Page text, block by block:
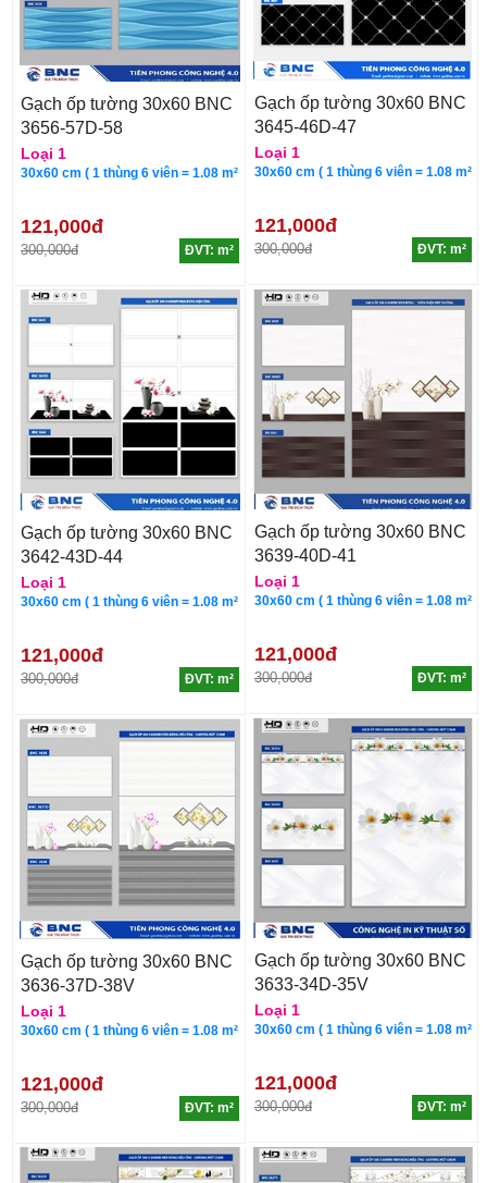
Gạch ốp tường 30x60 BNC
3656-57D-58
Loại 1
30x60 cm ( 1 thùng 6 viên = 1.08 m²
121,000đ
300,000đ ĐVT: m²
Gạch ốp tường 30x60 BNC
3645-46D-47
Loại 1
30x60 cm ( 1 thùng 6 viên = 1.08 m²
121,000đ
300,000đ ĐVT: m²
Gạch ốp tường 30x60 BNC
3642-43D-44
Loại 1
30x60 cm ( 1 thùng 6 viên = 1.08 m²
121,000đ
300,000đ ĐVT: m²
Gạch ốp tường 30x60 BNC
3639-40D-41
Loại 1
30x60 cm ( 1 thùng 6 viên = 1.08 m²
121,000đ
300,000đ ĐVT: m²
Gạch ốp tường 30x60 BNC
3636-37D-38V
Loại 1
30x60 cm ( 1 thùng 6 viên = 1.08 m²
121,000đ
300,000đ ĐVT: m²
Gạch ốp tường 30x60 BNC
3633-34D-35V
Loại 1
30x60 cm ( 1 thùng 6 viên = 1.08 m²
121,000đ
300,000đ ĐVT: m²